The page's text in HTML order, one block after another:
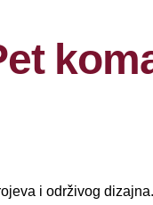
i održivog